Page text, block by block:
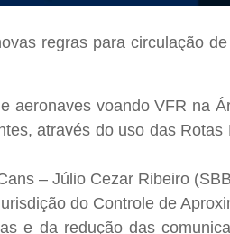
regras para circulação
aeronaves voando VFR na
através do uso das Rotas
– Júlio Cezar Ribeiro
do Controle de
e da redução das